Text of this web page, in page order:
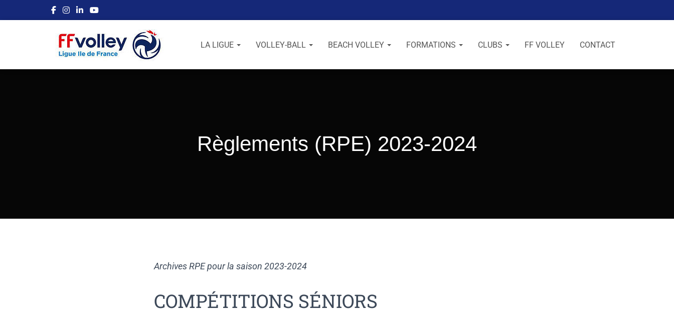
LA LIGUE VOLLEY-BALL BEACH VOLLEY FORMATIONS CLUBS FF VOLLEY CONTACT
Règlements (RPE) 2023-2024
Archives RPE pour la saison 2023-2024
COMPÉTITIONS SÉNIORS